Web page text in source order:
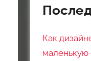
Как
маленькую